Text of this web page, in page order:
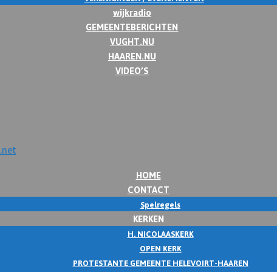
wijkradio
GEMEENTEBERICHTEN
VUGHT.NU
HAAREN.NU
VIDEO’S
HOME
CONTACT
Spelregels
KERKEN
H. NICOLAASKERK
OPEN KERK
PROTESTANTE GEMEENTE HELEVOIRT-HAAREN